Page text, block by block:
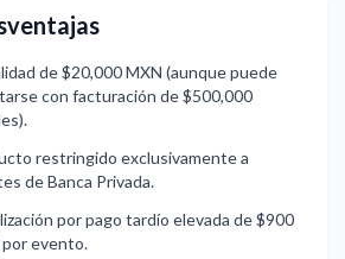
de $20,000 MXN (aunque puede
con facturación de $500,000
restringido exclusivamente a
de Banca Privada.
por pago tardío elevada de $900
por evento.